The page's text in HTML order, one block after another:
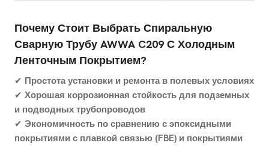
Почему Стоит Выбрать Спиральную
Сварную Трубу AWWA C209 С Холодным
Ленточным Покрытием?
✔ Простота установки и ремонта в полевых условиях
✔ Хорошая коррозионная стойкость для подземных
и подводных трубопроводов
✔ Экономичность по сравнению с эпоксидными
покрытиями с плавкой связью (FBE) и покрытиями